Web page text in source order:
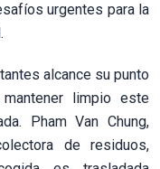
urgentes para la
alcance su punto
limpio este
Pham Van Chung,
de residuos,